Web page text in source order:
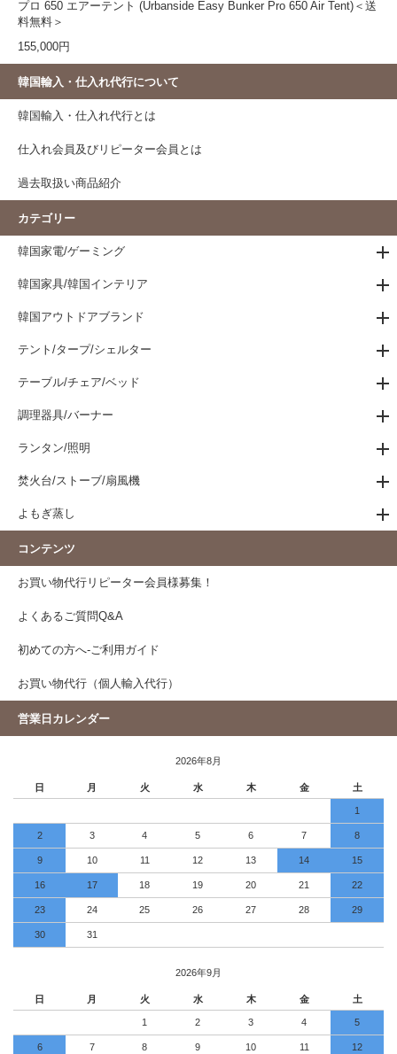
プロ 650 エアーテント (Urbanside Easy Bunker Pro 650 Air Tent)＜送
料無料＞
155,000円
韓国輸入・仕入れ代行について
韓国輸入・仕入れ代行とは
仕入れ会員及びリピーター会員とは
過去取扱い商品紹介
カテゴリー
韓国家電/ゲーミング
韓国家具/韓国インテリア
韓国アウトドアブランド
テント/タープ/シェルター
テーブル/チェア/ベッド
調理器具/バーナー
ランタン/照明
焚火台/ストーブ/扇風機
よもぎ蒸し
コンテンツ
お買い物代行リピーター会員様募集！
よくあるご質問Q&A
初めての方へ-ご利用ガイド
お買い物代行（個人輸入代行）
営業日カレンダー
2026年8月
日 月 火 水 木 金 土
1
2 3 4 5 6 7 8
9 10 11 12 13 14 15
16 17 18 19 20 21 22
23 24 25 26 27 28 29
30 31
2026年9月
日 月 火 水 木 金 土
1 2 3 4 5
6 7 8 9 10 11 12